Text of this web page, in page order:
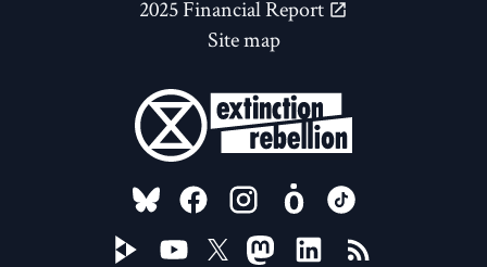
2025 Financial Report
Site map
FOLLOW US ON